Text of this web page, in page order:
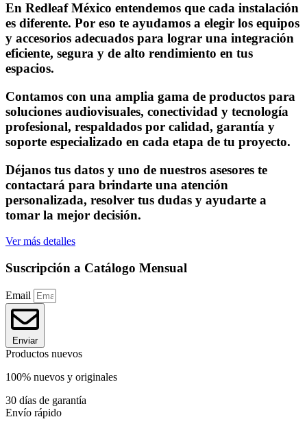
En Redleaf México entendemos que cada instalación
es diferente. Por eso te ayudamos a elegir los equipos
y accesorios adecuados para lograr una integración
eficiente, segura y de alto rendimiento en tus
espacios.
Contamos con una amplia gama de productos para
soluciones audiovisuales, conectividad y tecnología
profesional, respaldados por calidad, garantía y
soporte especializado en cada etapa de tu proyecto.
Déjanos tus datos y uno de nuestros asesores te
contactará para brindarte una atención
personalizada, resolver tus dudas y ayudarte a
tomar la mejor decisión.
Ver más detalles
Suscripción a Catálogo Mensual
Email
Enviar
Productos nuevos
100% nuevos y originales
30 días de garantía
Envío rápido